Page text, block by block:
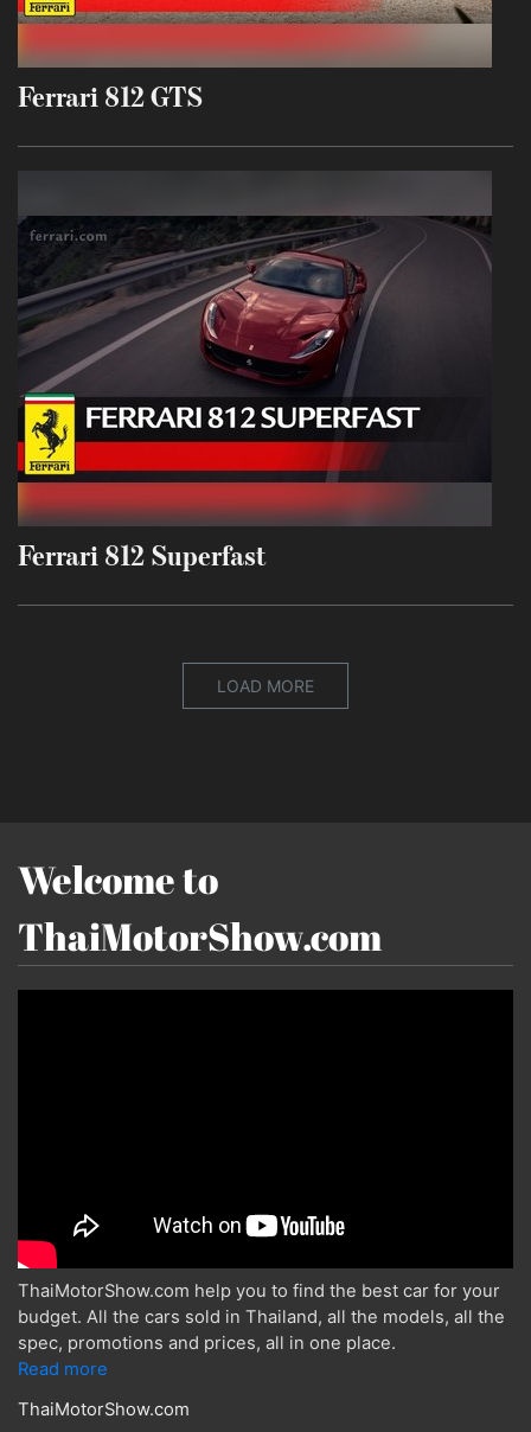
Ferrari 812 GTS
Ferrari 812 Superfast
LOAD MORE
Welcome to
ThaiMotorShow.com
ThaiMotorShow.com help you to find the best car for your
budget. All the cars sold in Thailand, all the models, all the
spec, promotions and prices, all in one place.
Read more
ThaiMotorShow.com